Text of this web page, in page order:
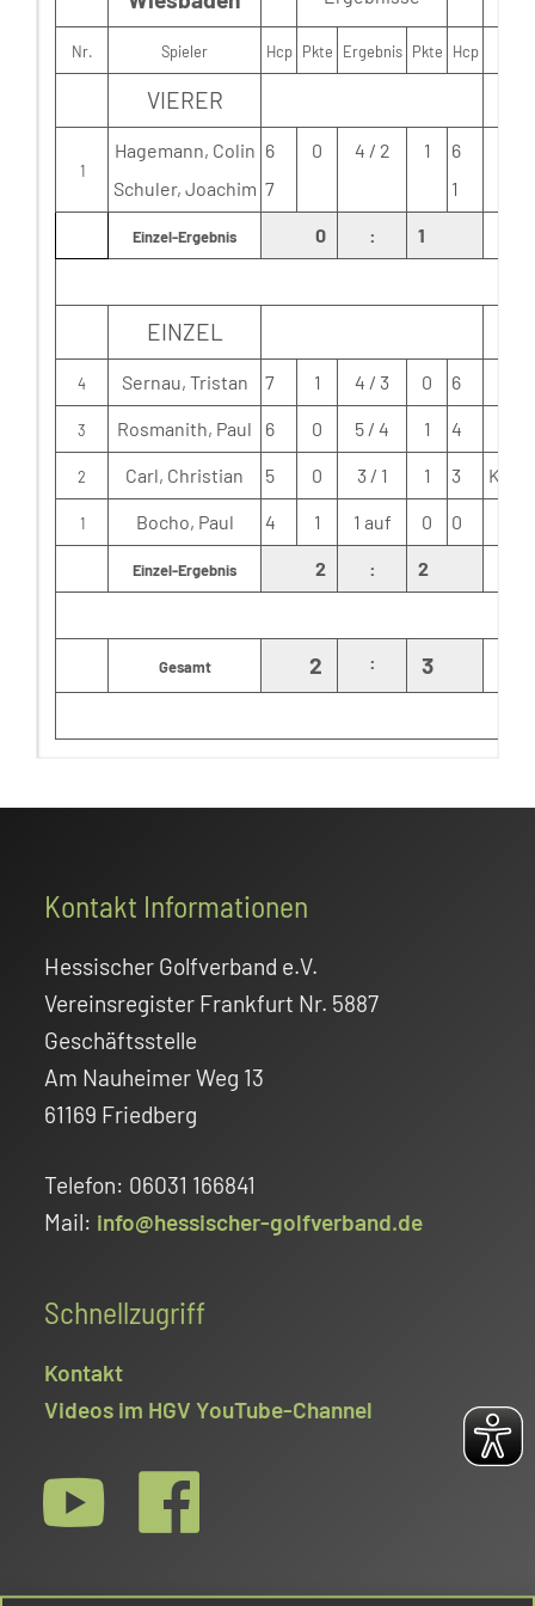
Nr. Spieler Hcp Pkte Ergebnis Pkte Hcp
VIERER
1
Hagemann, Colin
Schuler, Joachim
6
7
0 4 / 2 1
6
1
Einzel-Ergebnis 0 : 1
EINZEL
4 Sernau, Tristan 7 1 4 / 3 0 6
3 Rosmanith, Paul 6 0 5 / 4 1 4
2 Carl, Christian 5 0 3 / 1 1 3
1 Bocho, Paul 4 1 1 auf 0 0
Einzel-Ergebnis 2 : 2
Gesamt 2 : 3
FooterKontakt Informationen
Hessischer Golfverband e.V.
Vereinsregister Frankfurt Nr. 5887
Geschäftsstelle
Am Nauheimer Weg 13
61169 Friedberg
Telefon: 06031 166841
Mail: info@hessischer-golfverband.de
Schnellzugriff
Kontakt
Videos im HGV YouTube-Channel